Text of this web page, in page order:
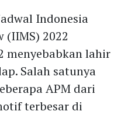
Indonesia
(IIMS) 2022
menyebabkan lahir
Salah satunya
APM dari
terbesar di